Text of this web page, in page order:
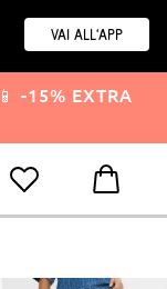
Vai all'app
-15% EXTRA